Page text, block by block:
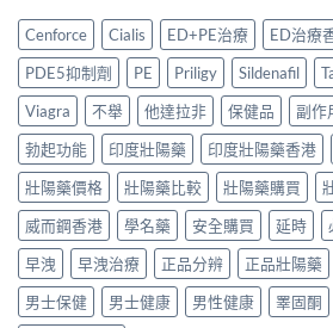
略〉
中
實
對
比〉
中
貨
辨
別、
價
比
較
與
用
家
心
得
2026〉
中
港
用
家
實
經
驗
與
安
全
服
用
指
南〉
名
藥
邊
款
好？
2026
香
港
副
廠
必
利
勁
比
較
Cenforce Cialis ED+PE治療 ED治療
PDE5抑制劑
PE Priligy Sildenafil
Viagra
不舉 他達拉非 保健品 副作
勃起功能
印度壯陽藥 印度壯陽藥香港
壯陽藥價格
壯陽藥比較 壯陽藥購買
威而鋼香港
學名藥 安全購買 延時
早洩
早洩治療 正品分辨 正品壯陽藥
男士保健
男士健康 男性健康 睪固酮